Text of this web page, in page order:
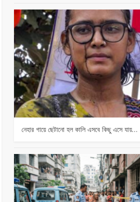
নেহার গায়ে ছেটানো হল কালি এসবে কিছু এসে যায়…